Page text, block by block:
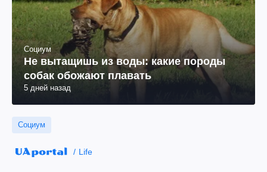
Социум
Не вытащишь из воды: какие породы
собак обожают плавать
5 дней назад
Социум
Life